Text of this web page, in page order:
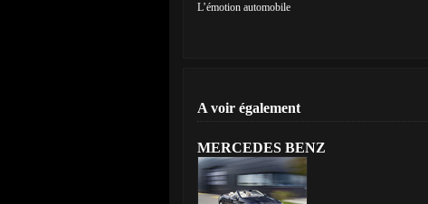
L’émotion automobile
A voir également
MERCEDES BENZ